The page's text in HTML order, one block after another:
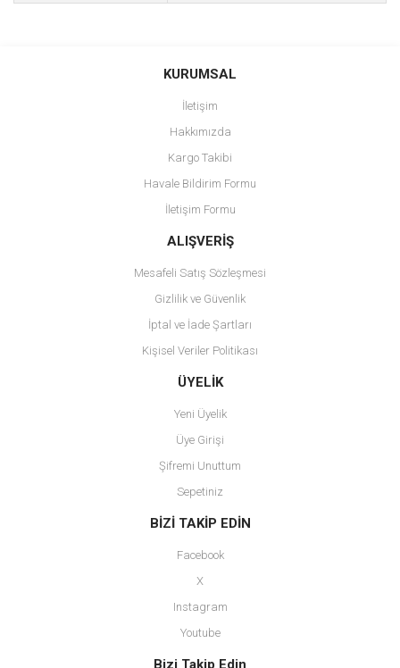
Bu ürüne ilk yorumu siz yapın!
Ürün resmi kalitesiz, bozuk veya görüntülenemiyor.
Ürün açıklamasında eksik bilgiler bulunuyor.
Ürün bilgilerinde hatalar bulunuyor.
Ürün fiyatı diğer sitelerden daha pahalı.
Bu ürüne benzer farklı alternatifler olmalı.
Gönder
KURUMSAL
İletişim
Hakkımızda
Kargo Takibi
Havale Bildirim Formu
İletişim Formu
ALIŞVERİŞ
Mesafeli Satış Sözleşmesi
Gizlilik ve Güvenlik
İptal ve İade Şartları
Kişisel Veriler Politikası
ÜYELİK
Yeni Üyelik
Üye Girişi
Şifremi Unuttum
Sepetiniz
BİZİ TAKİP EDİN
Facebook
X
Instagram
Youtube
Bizi Takip Edin